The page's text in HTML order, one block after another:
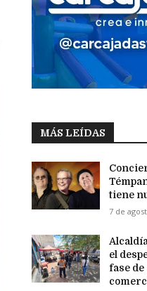
MÁS LEÍDAS
tiene
7 de
el
fase de